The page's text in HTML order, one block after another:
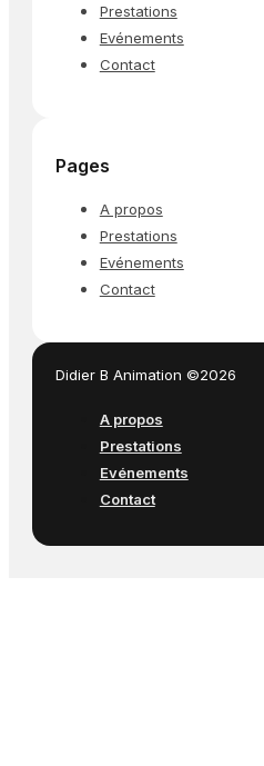
Prestations
Evénements
Contact
Pages
A propos
Prestations
Evénements
Contact
Didier B Animation ©2026
A propos
Prestations
Evénements
Contact